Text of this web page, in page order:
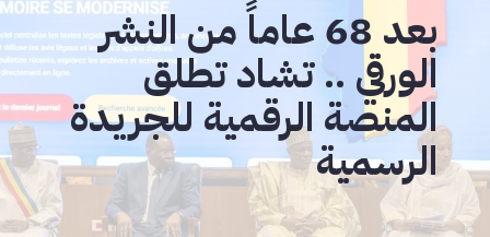
بعد 68 عاماً من النشر
الورقي .. تشاد تطلق
المنصة الرقمية للجريدة
الرسمية